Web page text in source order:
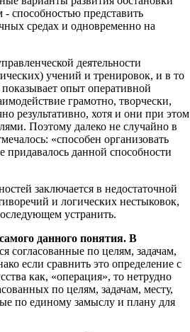
способностью представить
средах и одновременно на
деятельности
учений и тренировок, и в то
опыт оперативной
грамотно, творчески,
результативно, хотя и они при этом
Поэтому далеко не случайно в
«способен организовать
придавалось данной способности
заключается в недостаточной
и логических нестыковок,
устранить.
данного понятия. В
согласованные по целям, задачам,
если сравнить это определение с
как, «операция», то нетрудно
по целям, задачам, месту,
по единому замыслу и плану для